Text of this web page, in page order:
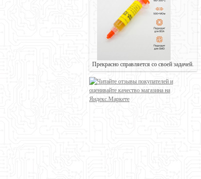
Прекрасно справляется со своей задачей.